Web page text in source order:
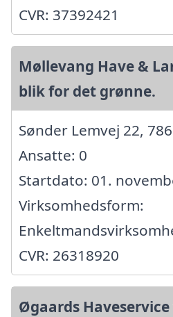
CVR: 37392421
Møllevang Have &
blik for det grønne.
Sønder Lemvej 22,
Ansatte: 0
Startdato: 01.
Virksomhedsform:
CVR: 26318920
Øgaards